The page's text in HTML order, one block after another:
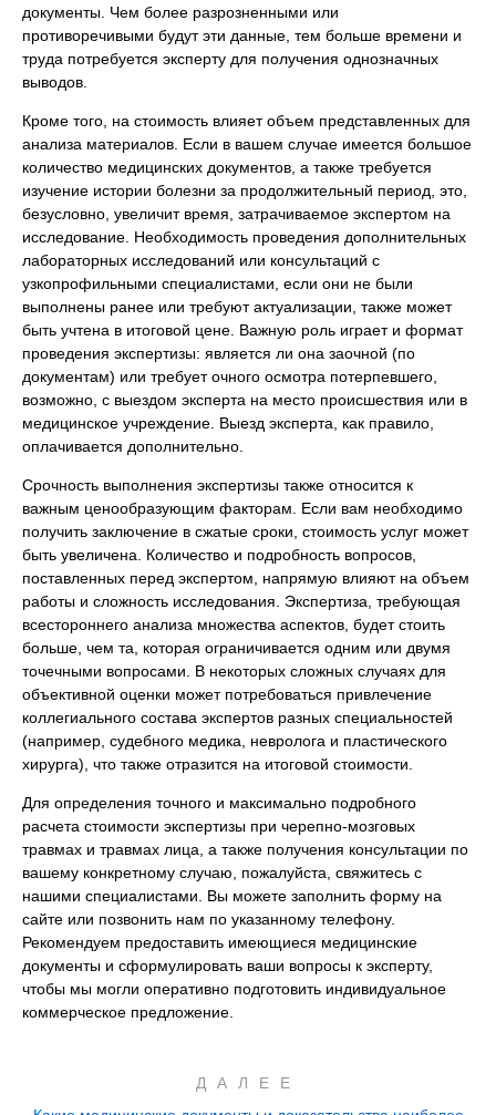
документы. Чем более разрозненными или
противоречивыми будут эти данные, тем больше времени и
труда потребуется эксперту для получения однозначных
выводов.
Кроме того, на стоимость влияет объем представленных для
анализа материалов. Если в вашем случае имеется большое
количество медицинских документов, а также требуется
изучение истории болезни за продолжительный период, это,
безусловно, увеличит время, затрачиваемое экспертом на
исследование. Необходимость проведения дополнительных
лабораторных исследований или консультаций с
узкопрофильными специалистами, если они не были
выполнены ранее или требуют актуализации, также может
быть учтена в итоговой цене. Важную роль играет и формат
проведения экспертизы: является ли она заочной (по
документам) или требует очного осмотра потерпевшего,
возможно, с выездом эксперта на место происшествия или в
медицинское учреждение. Выезд эксперта, как правило,
оплачивается дополнительно.
Срочность выполнения экспертизы также относится к
важным ценообразующим факторам. Если вам необходимо
получить заключение в сжатые сроки, стоимость услуг может
быть увеличена. Количество и подробность вопросов,
поставленных перед экспертом, напрямую влияют на объем
работы и сложность исследования. Экспертиза, требующая
всестороннего анализа множества аспектов, будет стоить
больше, чем та, которая ограничивается одним или двумя
точечными вопросами. В некоторых сложных случаях для
объективной оценки может потребоваться привлечение
коллегиального состава экспертов разных специальностей
(например, судебного медика, невролога и пластического
хирурга), что также отразится на итоговой стоимости.
Для определения точного и максимально подробного
расчета стоимости экспертизы при черепно-мозговых
травмах и травмах лица, а также получения консультации по
вашему конкретному случаю, пожалуйста, свяжитесь с
нашими специалистами. Вы можете заполнить форму на
сайте или позвонить нам по указанному телефону.
Рекомендуем предоставить имеющиеся медицинские
документы и сформулировать ваши вопросы к эксперту,
чтобы мы могли оперативно подготовить индивидуальное
коммерческое предложение.
ДАЛЕЕ